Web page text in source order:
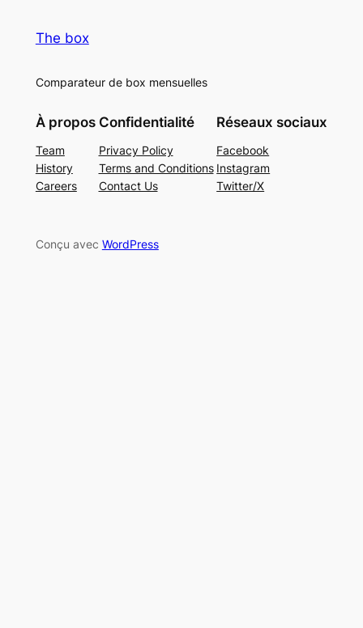
The box
Comparateur de box mensuelles
À propos
Team
History
Careers
Confidentialité
Privacy Policy
Terms and Conditions
Contact Us
Réseaux sociaux
Facebook
Instagram
Twitter/X
Conçu avec WordPress